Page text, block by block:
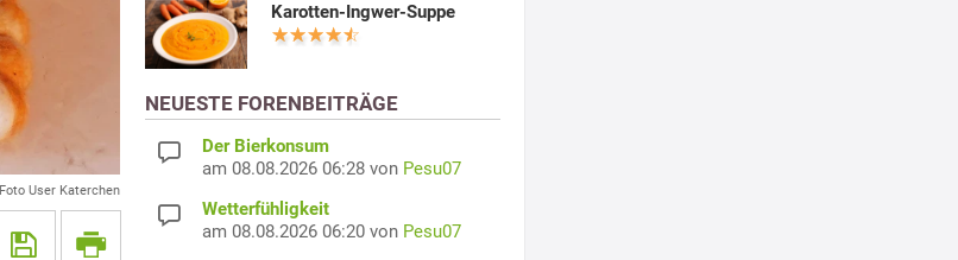
Foto User Katerchen
Karotten-Ingwer-Suppe
NEUESTE FORENBEITRÄGE
Der Bierkonsum
am 08.08.2026 06:28 von Pesu07
Wetterfühligkeit
am 08.08.2026 06:20 von Pesu07